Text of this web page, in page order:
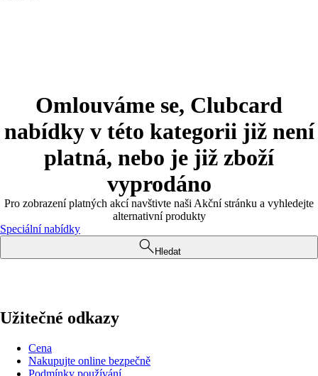
Omlouváme se, Clubcard
nabídky v této kategorii již není
platná, nebo je již zboží
vyprodáno
Pro zobrazení platných akcí navštivte naši Akční stránku a vyhledejte
alternativní produkty
Speciální nabídky
Hledat
Užitečné odkazy
Cena
Nakupujte online bezpečně
Podmínky používání